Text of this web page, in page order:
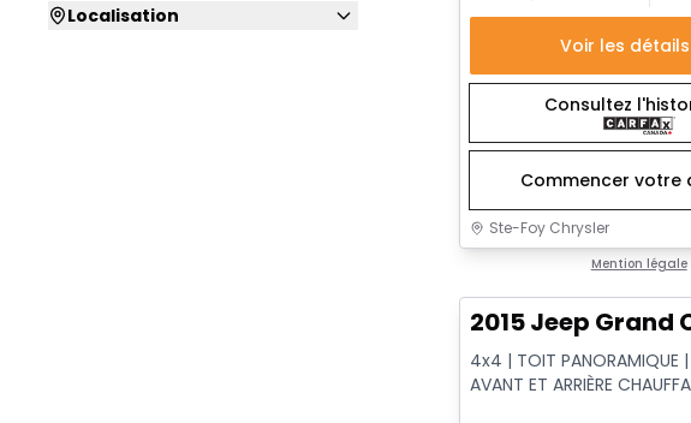
Localisation
Voir les détails
Consultez
Commencer votre
Ste-Foy Chrysler
Mention légale
Très bonne offre
2015 Jeep Grand
4x4 | TOIT PANORAMIQUE |
AVANT ET ARRIÈRE